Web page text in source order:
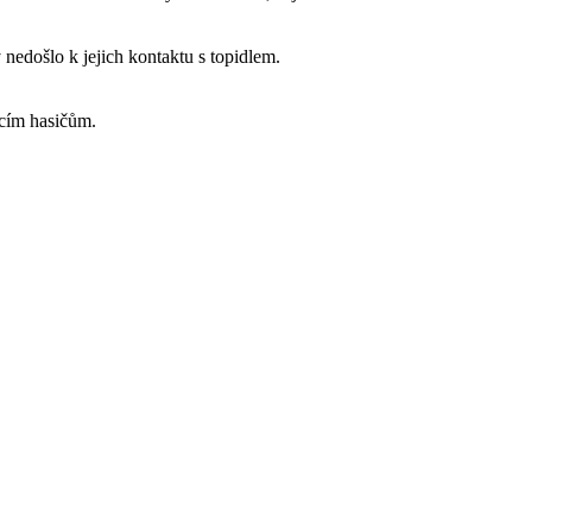
k jejich kontaktu s topidlem.
hasičům.